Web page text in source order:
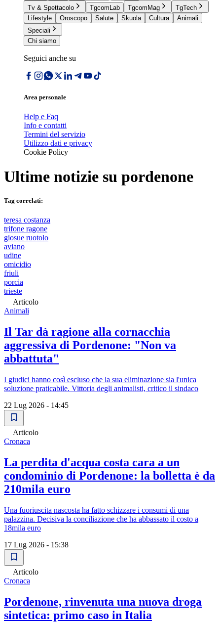
Tv & Spettacolo
TgcomLab TgcomMag
TgTech
Lifestyle
Oroscopo Salute Skuola Cultura
Animali
Speciali
Chi siamo
Seguici anche su
Area personale
Help e Faq
Info e contatti
Termini del servizio
Utilizzo dati e privacy
Cookie Policy
Ultime notizie su pordenone
Tag correlati:
teresa costanza
trifone ragone
giosue ruotolo
aviano
udine
omicidio
friuli
porcia
trieste
Articolo
Animali
Il Tar dà ragione alla cornacchia
aggressiva di Pordenone: "Non va
abbattuta"
I giudici hanno così escluso che la sua eliminazione sia l'unica
soluzione praticabile. Vittoria degli animalisti, critico il sindaco
22 Lug 2026 - 14:45
Articolo
Cronaca
La perdita d'acqua costa cara a un
condominio di Pordenone: la bolletta è da
210mila euro
Una fuoriuscita nascosta ha fatto schizzare i consumi di una
palazzina. Decisiva la conciliazione che ha abbassato il costo a
18mila euro
17 Lug 2026 - 15:38
Articolo
Cronaca
Pordenone, rinvenuta una nuova droga
sintetica: primo caso in Italia